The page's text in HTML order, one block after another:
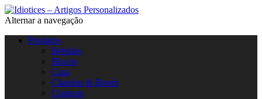
Alternar a navegação
Produtos
Bebidas
Blocos
Casa
Chapéus & Bonés
Crianças